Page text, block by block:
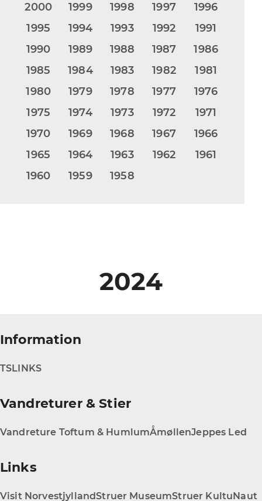
2000
1999 1998 1997
1996
1995
1994 1993 1992
1991
1990
1989 1988 1987
1986
1985
1984 1983 1982
1981
1980
1979 1978 1977
1976
1975
1974 1973 1972
1971
1970
1969 1968 1967
1966
1965
1964 1963 1962
1961
1960
1959 1958
2024
Information
TSLINKS
Vandreturer & Stier
Vandreture Toftum & HumlumÅmøllenJeppes Led
Links
Visit NorvestjyllandStruer MuseumStruer KultuNaut